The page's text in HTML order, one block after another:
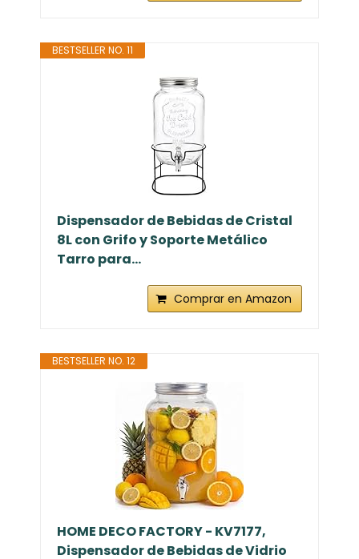
BESTSELLER NO. 11
Dispensador de Bebidas de Cristal
8L con Grifo y Soporte Metálico
Tarro para...
Comprar en Amazon
BESTSELLER NO. 12
HOME DECO FACTORY - KV7177,
Dispensador de Bebidas de Vidrio